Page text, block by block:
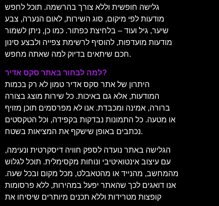
גלישה חופשית וללא צורך בהרשמה. תוכל לחפש
מודעות לפי מיקום, סוג השירות, לאום הנערה, צבע
שיער, גיל ועוד – בלחיצת כפתור. כמו כן, ניתן לשמור
מודעות מועדפות, להוסיף לרשימת צפייה ולבצע סינון
חכם שיתאים בדיוק למה שאתה מחפש.
למה לבחור באתר סקס אדיר?
היתרון של אתר סקס אדיר טמון לא רק בכמות
המודעות, אלא גם באיכות. כל שירות מוצג בצורה
ברורה, אמינה ומכבדת. אנו לא מפרסמים תוכן מזויף
או מטעה. כל התמונות נבדקות בקפידה, וכל הטקסטים
נכתבים באופן שישקף את המציאות בשטח.
הגלישה באתר נועדה לספק חוויה דיסקרטית ונעימה,
עם עיצוב אינטואיטיבי ונוחות מקסימלית. תוכל לגלוש
מהמחשב, מהנייד או מהטאבלט, מכל מקום ובכל שעה.
אנו דואגים לכך שהאתר יפעל במהירות, ללא פרסומות
קופצות מטרידות וללא תכנים מיותרים שיסיחו את